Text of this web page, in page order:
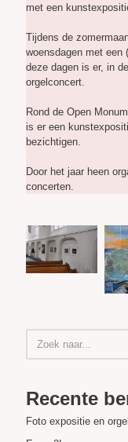
met een
Tijdens de
woensdagen met een
deze dagen is er, in
orgelconcert.
Rond de Open
is er een
bezichtigen.
Door het jaar heen
concerten.
Recente
Foto expositie en